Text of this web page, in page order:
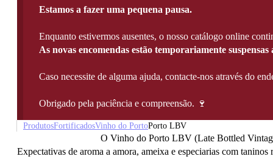
Estamos a fazer uma pequena pausa.
Enquanto estivermos ausentes, o nosso catálogo online
As novas encomendas estão temporariamente suspensas
Caso necessite de alguma ajuda, contacte-nos através do
Obrigado pela paciência e compreensão. 🍷
ProdutosFortificadosVinho do PortoPorto LBV
O Vinho do Porto LBV (Late Bottled
Expectativas de aroma a amora, ameixa e especiarias com